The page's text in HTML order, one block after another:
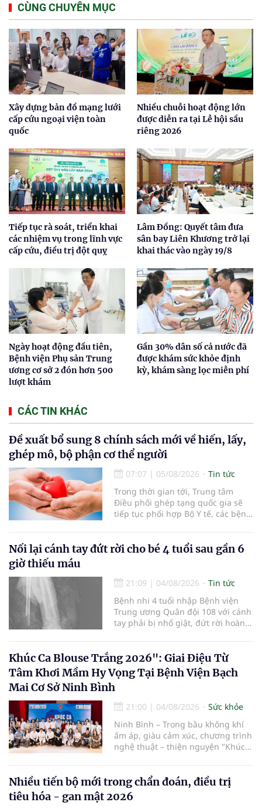
CÙNG CHUYÊN MỤC
Xây dựng bản đồ mạng lưới
cấp cứu ngoại viện toàn
quốc
Nhiều chuỗi hoạt động lớn
được diễn ra tại Lễ hội sầu
riêng 2026
Tiếp tục rà soát, triển khai
các nhiệm vụ trong lĩnh vực
cấp cứu, điều trị đột quỵ
Lâm Đồng: Quyết tâm đưa
sân bay Liên Khương trở lại
khai thác vào ngày 19/8
Ngày hoạt động đầu tiên,
Bệnh viện Phụ sản Trung
ương cơ sở 2 đón hơn 500
lượt khám
Gần 30% dân số cả nước đã
được khám sức khỏe định
kỳ, khám sàng lọc miễn phí
CÁC TIN KHÁC
Đề xuất bổ sung 8 chính sách mới về hiến, lấy,
ghép mô, bộ phận cơ thể người
07:07 | 05/08/2026
Tin tức
Trong thời gian tới, Trung tâm
Điều phối ghép tạng quốc gia sẽ
tiếp tục phối hợp Bộ Y tế, các bệnh
cường truyền thông, hoàn thiện
quy trình chuyên môn và hệ thống
hiến và ghép mô tạng.
Nối lại cánh tay đứt rời cho bé 4 tuổi sau gần 6
giờ thiếu máu
21:09 | 04/08/2026
Tin tức
Bệnh nhi 4 tuổi nhập Bệnh viện
Trung ương Quân đội 108 với cánh
tay phải bị nhổ giật, đứt rời hoàn
thương nặng và thời gian thiếu
máu kéo dài, các bác sĩ đã tái lập
tuần hoàn thành công sau ca vi
phẫu kéo dài 3 giờ.
Khúc Ca Blouse Trắng 2026": Giai Điệu Từ
Tâm Khơi Mầm Hy Vọng Tại Bệnh Viện Bạch
Mai Cơ Sở Ninh Bình
21:00 | 04/08/2026
Sức khỏe
Ninh Bình – Trong bầu không khí
ấm áp, giàu cảm xúc, chương trình
nghệ thuật – thiện nguyện "Khúc
điểm dừng chân đầu tiên tại Bệnh
viện Bạch Mai cơ sở Ninh Bình.
Nhiều tiến bộ mới trong chẩn đoán, điều trị
tiêu hóa - gan mật 2026